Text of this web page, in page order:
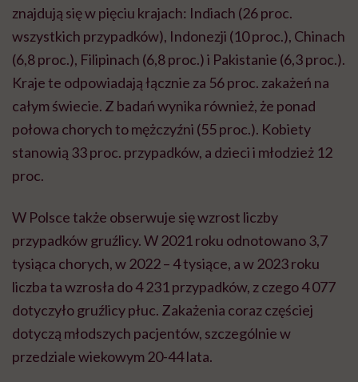
znajdują się w pięciu krajach: Indiach (26 proc.
wszystkich przypadków), Indonezji (10 proc.), Chinach
(6,8 proc.), Filipinach (6,8 proc.) i Pakistanie (6,3 proc.).
Kraje te odpowiadają łącznie za 56 proc. zakażeń na
całym świecie. Z badań wynika również, że ponad
połowa chorych to mężczyźni (55 proc.). Kobiety
stanowią 33 proc. przypadków, a dzieci i młodzież 12
proc.
W Polsce także obserwuje się wzrost liczby
przypadków gruźlicy. W 2021 roku odnotowano 3,7
tysiąca chorych, w 2022 – 4 tysiące, a w 2023 roku
liczba ta wzrosła do 4 231 przypadków, z czego 4 077
dotyczyło gruźlicy płuc. Zakażenia coraz częściej
dotyczą młodszych pacjentów, szczególnie w
przedziale wiekowym 20-44 lata.